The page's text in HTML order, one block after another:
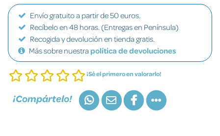
Envío gratuito a partir de 50 euros.
Recíbelo en 48 horas. (Entregas en Península)
Recogida y devolución en tienda gratis.
Más sobre nuestra política de devoluciones
¡Sé el primero en valorarlo!
¡Compártelo!